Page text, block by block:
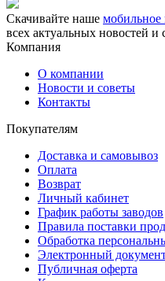
Скачивайте наше
всех актуальных новостей и
Компания
О компании
Новости и советы
Контакты
Покупателям
Доставка и самовывоз
Оплата
Возврат
Личный кабинет
График работы заводов
Правила поставки
Обработка
Электронный
Публичная оферта